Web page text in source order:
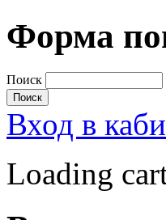
Форма
Поиск
Вход в
Loading